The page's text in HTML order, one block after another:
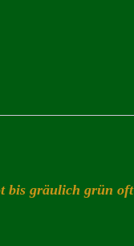
bis gräulich grün oft